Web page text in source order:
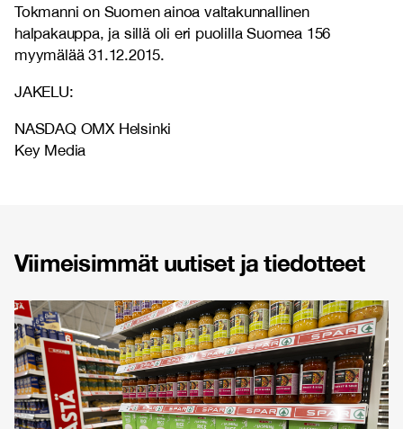
Tokmanni on Suomen ainoa valtakunnallinen
halpakauppa, ja sillä oli eri puolilla Suomea 156
myymälää 31.12.2015.
JAKELU:
NASDAQ OMX Helsinki
Key Media
Viimeisimmät uutiset ja tiedotteet